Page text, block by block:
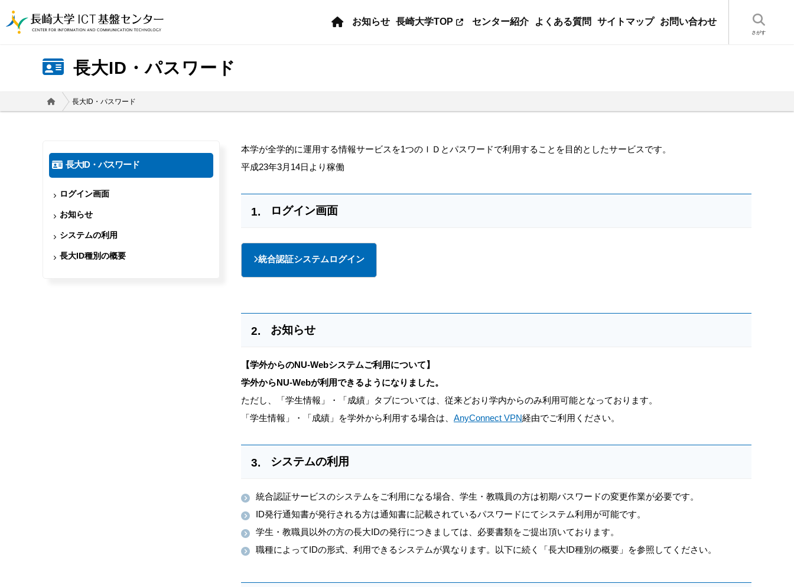
お知らせ 長崎大学TOP センター紹介 よくある質問 サイトマップ お問い合わせ
長大ID・パスワード
長大ID・パスワード
長大ID・パスワード
ログイン画面
お知らせ
システムの利用
長大ID種別の概要
本学が全学的に運用する情報サービスを1つのＩＤとパスワードで利用することを目的としたサービスです。
平成23年3月14日より稼働
ログイン画面
統合認証システムログイン
お知らせ
【学外からのNU-Webシステムご利用について】
学外からNU-Webが利用できるようになりました。
ただし、「学生情報」・「成績」タブについては、従来どおり学内からのみ利用可能となっております。
「学生情報」・「成績」を学外から利用する場合は、 AnyConnect VPN経由でご利用ください。
システムの利用
統合認証サービスのシステムをご利用になる場合、学生・教職員の方は初期パスワードの変更作業が必要です。
ID発行通知書が発行される方は通知書に記載されているパスワードにてシステム利用が可能です。
学生・教職員以外の方の長大IDの発行につきましては、必要書類をご提出頂いております。
職種によってIDの形式、利用できるシステムが異なります。以下に続く「長大ID種別の概要」を参照してください。